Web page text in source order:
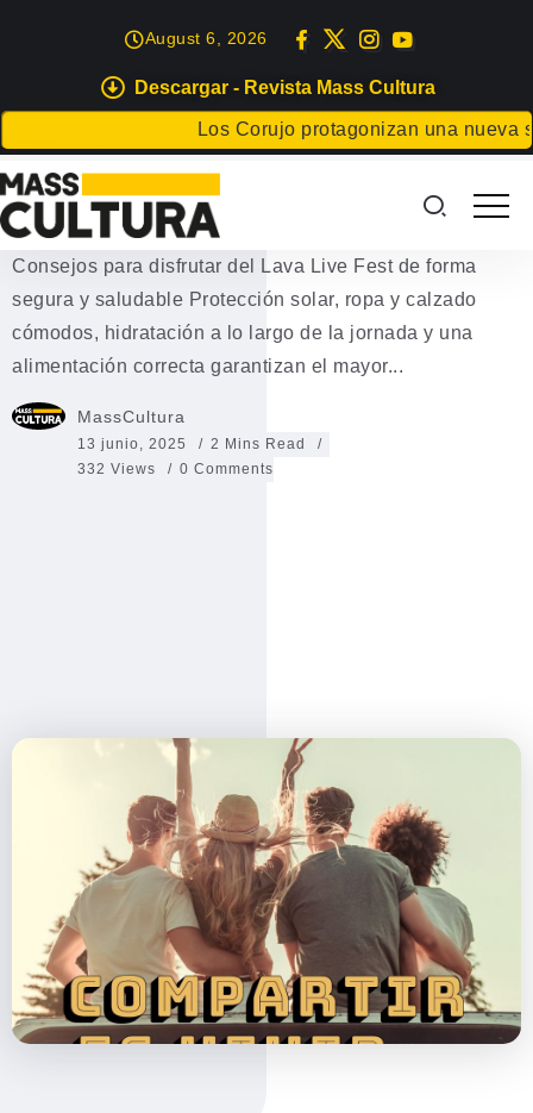
Descargar - Revista Mass Cultura
Los Corujo protagonizan una nueva
August 6, 2026
EVENTOS
Consejos para disfrutar del Lava
Live Fest de forma segura
Consejos para disfrutar del Lava Live Fest de forma
segura y saludable Protección solar, ropa y calzado
cómodos, hidratación a lo largo de la jornada y una
alimentación correcta garantizan el mayor...
MassCultura
13 junio, 2025
2 Mins Read
332 Views
0 Comments